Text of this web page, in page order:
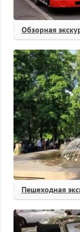
Обзорная
Пешеходная